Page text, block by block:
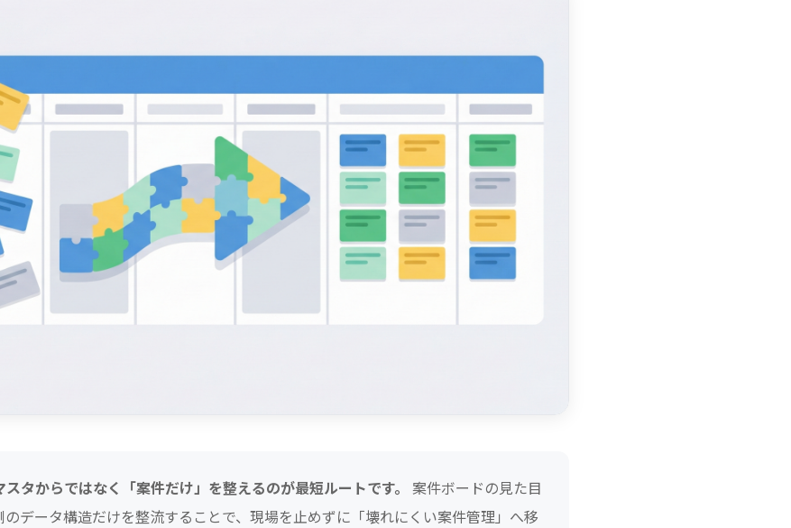
タからではなく「案件だけ」を整えるのが最短ルートです。 案件ボードの見た目
データ構造だけを整流することで、現場を止めずに「壊れにくい案件管理」へ移